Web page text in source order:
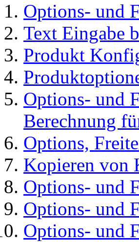
Options- und
Text Eingabe
Produkt
Options- und
Berechnung
Options,
Kopieren von
Options- und
Options- und
Options- und